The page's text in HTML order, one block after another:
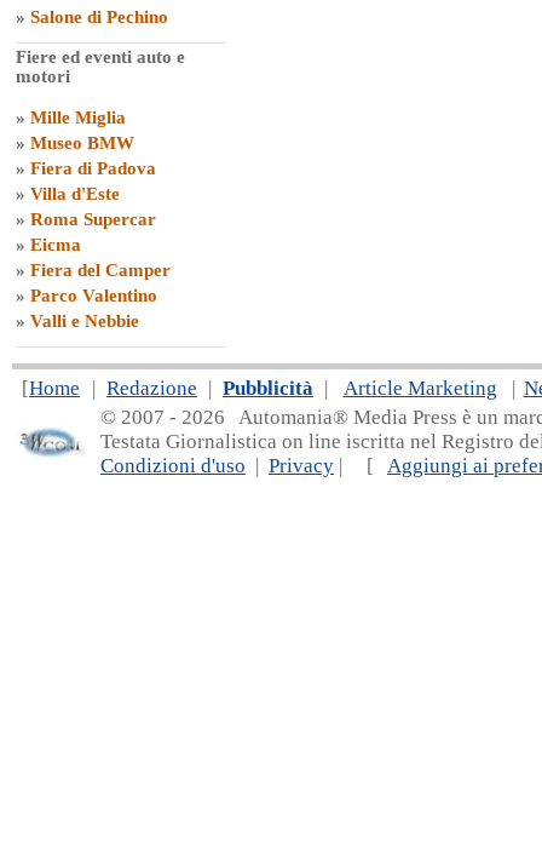
» Salone di Pechino
Fiere ed eventi auto e
motori
» Mille Miglia
» Museo BMW
» Fiera di Padova
» Villa d'Este
» Roma Supercar
» Eicma
» Fiera del Camper
» Parco Valentino
» Valli e Nebbie
[Home | Redazione | Pubblicità | Article Marketing |
© 2007 - 2026 Automania® Media Press è un
Testata Giornalistica on line iscritta nel Registro
Condizioni d'uso | Privacy | [ Aggiungi ai